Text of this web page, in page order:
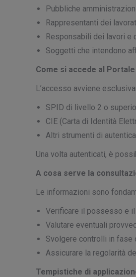
Pubbliche
Rappresentanti dei
Responsabili dei lavori e
Soggetti che intendono
Come si accede al
L’accesso avviene
SPID di livello 2 o
CIE (Carta di Identità
Altri strumenti di
Una volta autenticati, è
A cosa serve la
Le informazioni sono
Verificare il possesso e
Valutare eventuali
Svolgere controlli in fase
Assicurare la regolarità
Tempistiche di